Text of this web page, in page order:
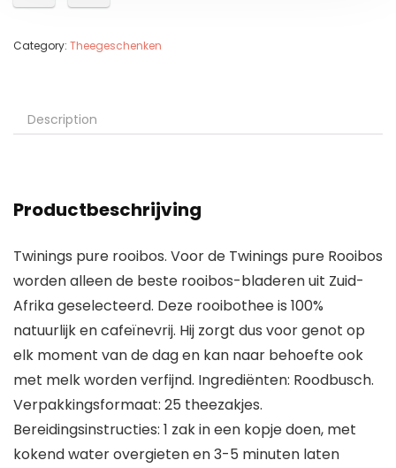
Category: Theegeschenken
Description
Productbeschrijving
Twinings pure rooibos. Voor de Twinings pure Rooibos
worden alleen de beste rooibos-bladeren uit Zuid-
Afrika geselecteerd. Deze rooibothee is 100%
natuurlijk en cafeïnevrij. Hij zorgt dus voor genot op
elk moment van de dag en kan naar behoefte ook
met melk worden verfijnd. Ingrediënten: Roodbusch.
Verpakkingsformaat: 25 theezakjes.
Bereidingsinstructies: 1 zak in een kopje doen, met
kokend water overgieten en 3-5 minuten laten